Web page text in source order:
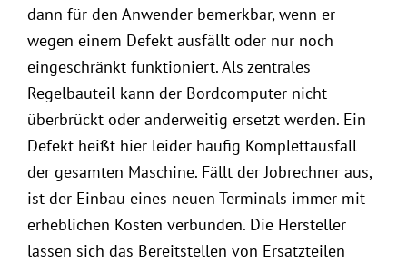
dann für den Anwender bemerkbar, wenn er
wegen einem Defekt ausfällt oder nur noch
eingeschränkt funktioniert. Als zentrales
Regelbauteil kann der Bordcomputer nicht
überbrückt oder anderweitig ersetzt werden. Ein
Defekt heißt hier leider häufig Komplettausfall
der gesamten Maschine. Fällt der Jobrechner aus,
ist der Einbau eines neuen Terminals immer mit
erheblichen Kosten verbunden. Die Hersteller
lassen sich das Bereitstellen von Ersatzteilen